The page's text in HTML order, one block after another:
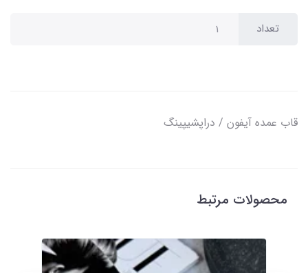
تعداد
قاب عمده آیفون / دراپشیپینگ
محصولات مرتبط